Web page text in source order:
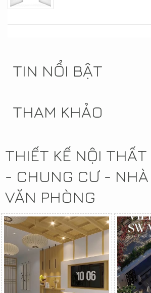
TIN NỔI BẬT
THAM KHẢO
THIẾT KẾ NỘI
- CHUNG CƯ -
VĂN PHÒNG